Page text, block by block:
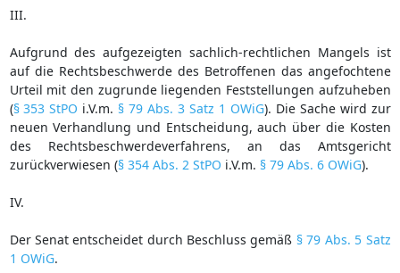
III.
Aufgrund des aufgezeigten sachlich-rechtlichen Mangels ist
auf die Rechtsbeschwerde des Betroffenen das angefochtene
Urteil mit den zugrunde liegenden Feststellungen aufzuheben
(§ 353 StPO i.V.m. § 79 Abs. 3 Satz 1 OWiG). Die Sache wird zur
neuen Verhandlung und Entscheidung, auch über die Kosten
des Rechtsbeschwerdeverfahrens, an das Amtsgericht
zurückverwiesen (§ 354 Abs. 2 StPO i.V.m. § 79 Abs. 6 OWiG).
IV.
Der Senat entscheidet durch Beschluss gemäß § 79 Abs. 5 Satz
1 OWiG.